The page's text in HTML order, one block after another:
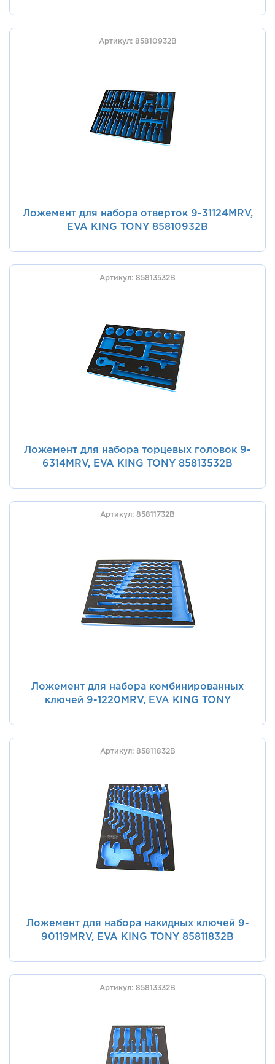
TONY 85811032B
Артикул: 85810932B
Ложемент для набора отверток 9-31124MRV,
EVA KING TONY 85810932B
Артикул: 85813532B
Ложемент для набора торцевых головок 9-
6314MRV, EVA KING TONY 85813532B
Артикул: 85811732B
Ложемент для набора комбинированных
ключей 9-1220MRV, EVA KING TONY
Артикул: 85811832B
Ложемент для набора накидных ключей 9-
90119MRV, EVA KING TONY 85811832B
Артикул: 85813332B